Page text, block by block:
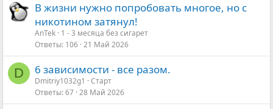
В жизни нужно попробовать многое, но с
никотином затянул!
AnTek 1 - 3 месяца без сигарет
Ответы 106 21 Май 2026
D 6 зависимости - все разом.
Dmitriy1032g1
Старт
Ответы 67 28 Май 2026